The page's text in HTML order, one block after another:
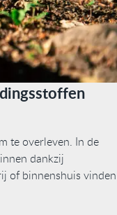
te overleven. In de
dankzij
of binnenshuis vinden